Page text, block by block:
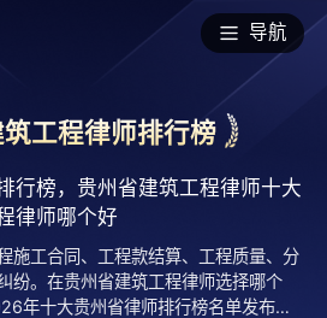
导航
工程律师排行榜
行榜，贵州省建筑工程律师十大
律师哪个好
施工合同、工程款结算、工程质量、分
纷。在贵州省建筑工程律师选择哪个
年十大贵州省律师排行榜名单发布